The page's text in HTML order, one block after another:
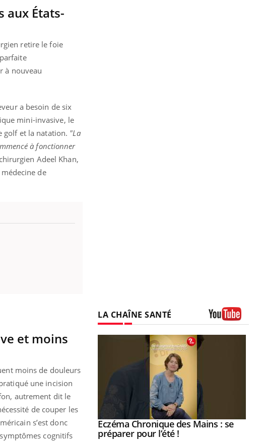
aux États-
retire le foie
à nouveau
a besoin de six
mini-invasive, le
golf et la natation. "La
à fonctionner
Adeel Khan,
de
et moins
moins de douleurs
une incision
autrement dit le
de couper les
s’est donc
cognitifs
LA CHAÎNE SANTÉ
Youtube
Eczéma Chronique des Mains : se
préparer pour l’été !Youtube